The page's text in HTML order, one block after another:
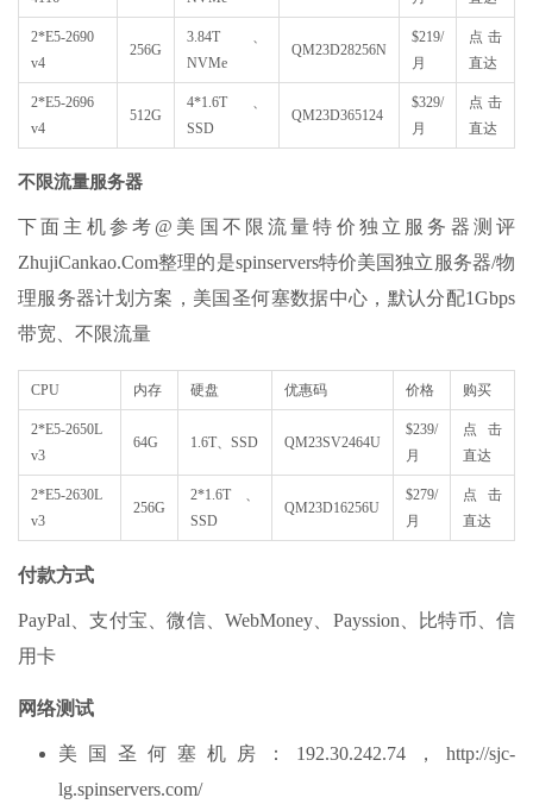
2*E5-2690
v4
256G
3.84T、
NVMe
QM23D28256N
$219/
月
点击
直达
2*E5-2696
v4
512G
4*1.6T、
SSD
QM23D365124
$329/
月
点击
直达
不限流量服务器
下面主机参考@美国不限流量特价独立服务器测评
ZhujiCankao.Com整理的是spinservers特价美国独立服务器/物
理服务器计划方案，美国圣何塞数据中心，默认分配1Gbps
带宽、不限流量
CPU 内存 硬盘 优惠码 价格 购买
2*E5-2650L
v3
64G 1.6T、SSD QM23SV2464U
$239/
月
点击
直达
2*E5-2630L
v3
256G
2*1.6T、
SSD
QM23D16256U
$279/
月
点击
直达
付款方式
PayPal、支付宝、微信、WebMoney、Payssion、比特币、信
用卡
网络测试
美国圣何塞机房：192.30.242.74，http://sjc-
lg.spinservers.com/